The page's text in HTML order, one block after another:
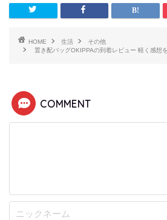
HOME 生活
その他
置き配バッグOKIPPAの到着レビュー 軽く感想を
COMMENT